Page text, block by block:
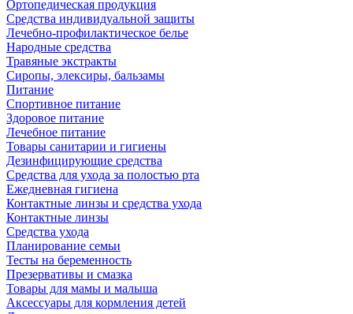
Ортопедическая продукция
Средства индивидуальной защиты
Лечебно-профилактическое белье
Народные средства
Травяные экстракты
Сиропы, элексиры, бальзамы
Питание
Спортивное питание
Здоровое питание
Лечебное питание
Товары санитарии и гигиены
Дезинфицирующие средства
Средства для ухода за полостью рта
Ежедневная гигиена
Контактные линзы и средства ухода
Контактные линзы
Средства ухода
Планирование семьи
Тесты на беременность
Презервативы и смазка
Товары для мамы и малыша
Аксессуары для кормления детей